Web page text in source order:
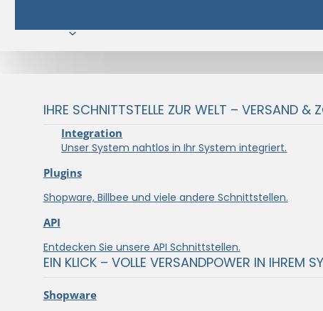
E-Commerce
IHRE SCHNITTSTELLE ZUR WELT – VERSAND &
Integration
Unser System nahtlos in Ihr System integriert.
Plugins
Shopware, Billbee und viele andere Schnittstellen.
API
Entdecken Sie unsere API Schnittstellen.
EIN KLICK – VOLLE VERSANDPOWER IN IHREM
Shopware